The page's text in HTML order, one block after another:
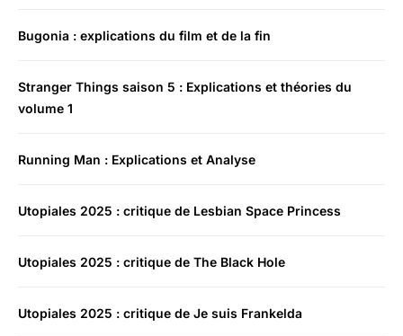
Bugonia : explications du film et de la fin
Stranger Things saison 5 : Explications et théories du
volume 1
Running Man : Explications et Analyse
Utopiales 2025 : critique de Lesbian Space Princess
Utopiales 2025 : critique de The Black Hole
Utopiales 2025 : critique de Je suis Frankelda